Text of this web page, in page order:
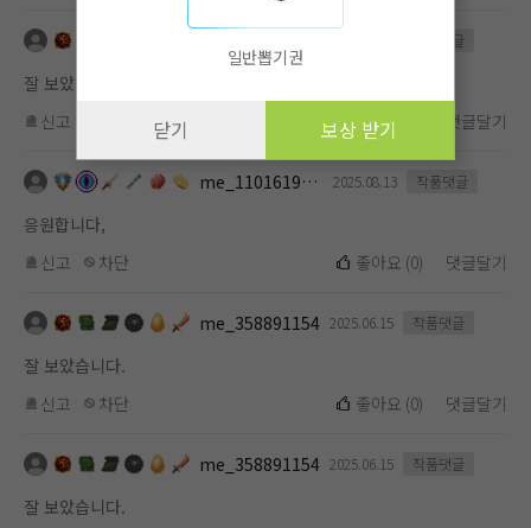
작품댓글
잘 보았습니다.
신고
좋아요 댓글달기
me_1101619112 2025.08.13 작품댓글
응원합니다,
신고
차단 좋아요 (0) 댓글달기
me_358891154 2025.06.15 작품댓글
잘 보았습니다.
신고
차단 좋아요 (0) 댓글달기
me_358891154 2025.06.15 작품댓글
잘 보았습니다.
일반뽑기권
닫기 보상 받기